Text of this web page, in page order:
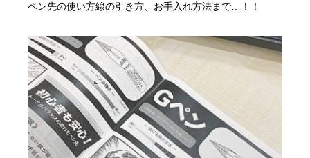
ペン先の使い方線の引き方、お手入れ方法まで…！！